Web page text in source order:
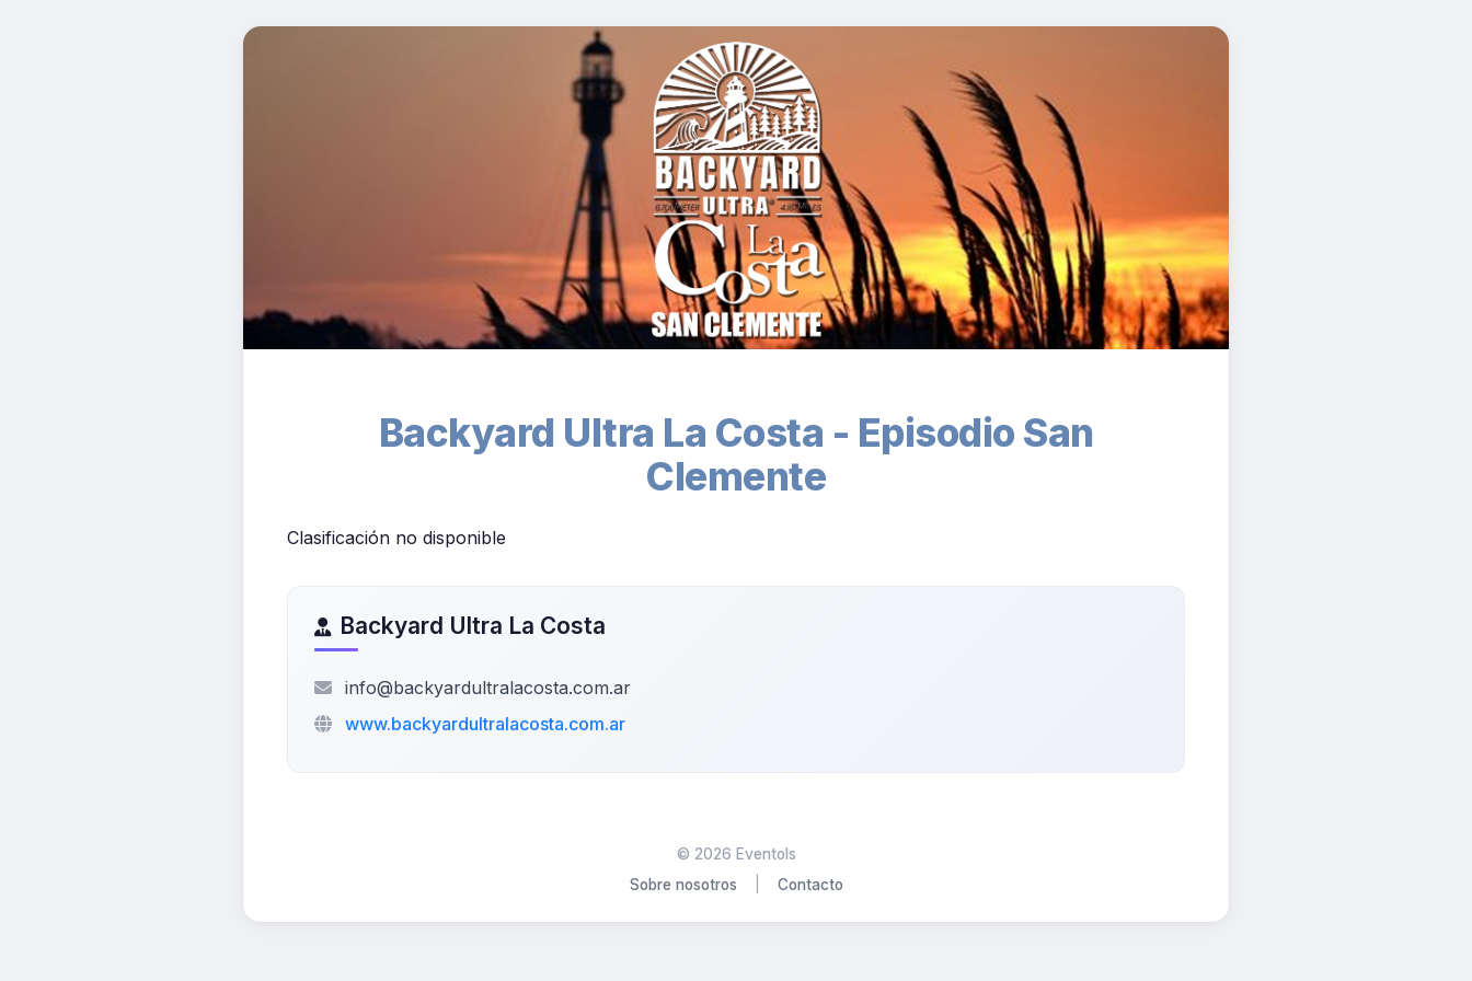
Backyard Ultra La Costa - Episodio San
Clemente
Clasificación no disponible
Backyard Ultra La Costa
info@backyardultralacosta.com.ar
www.backyardultralacosta.com.ar
© 2026 Eventols
Sobre nosotros
Contacto